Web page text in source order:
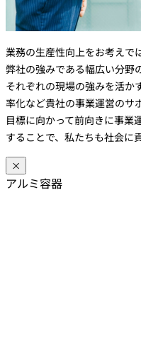
業務の生産性向上をお考えで
弊社の強みである幅広い分野
それぞれの現場の強みを活か
率化など貴社の事業運営のサ
目標に向かって前向きに事業
することで、私たちも社会に
×
アルミ容器